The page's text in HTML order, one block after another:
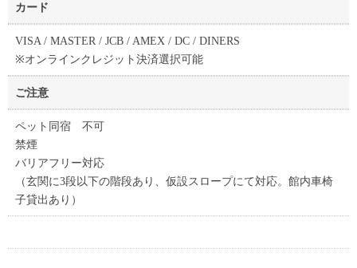
カード
VISA / MASTER / JCB / AMEX / DC / DINERS
※オンラインクレジット決済選択可能
ご注意
ペット同宿 不可
禁煙
バリアフリー対応
（玄関に3段以下の階段あり、仮設スロープにて対応。館内車椅
子貸出あり）